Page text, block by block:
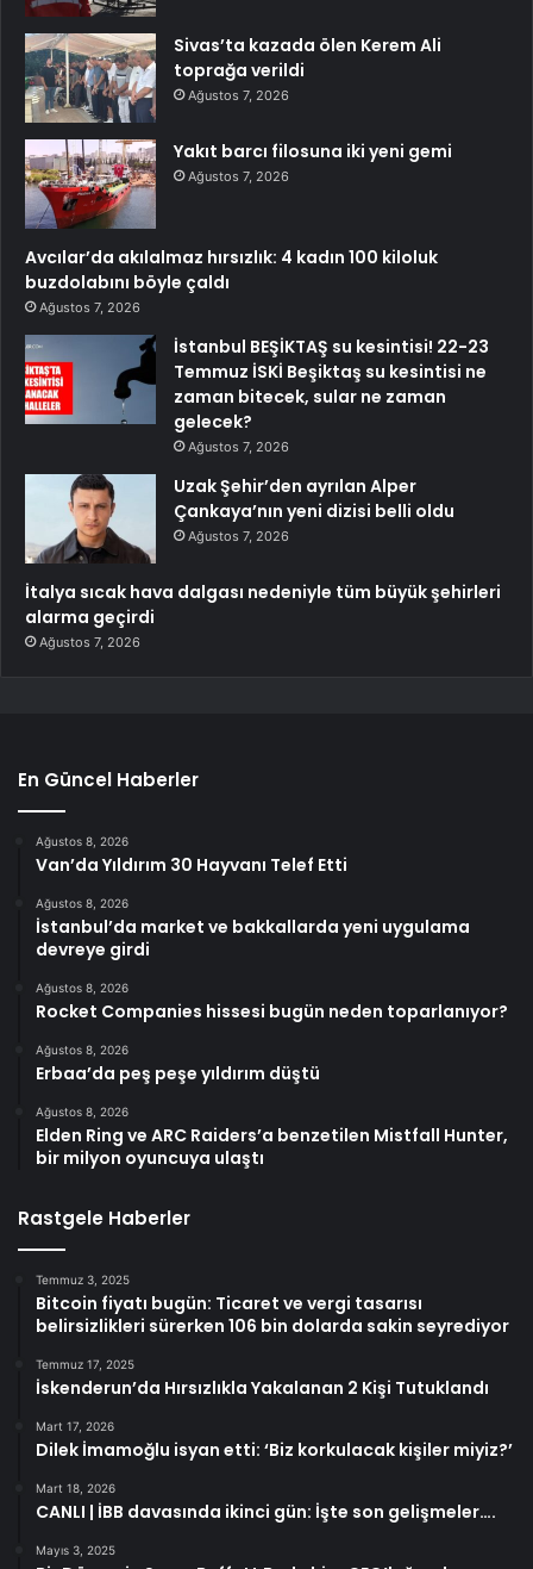
Sivas’ta kazada ölen Kerem Ali
toprağa verildi
Ağustos 7, 2026
Yakıt barcı filosuna iki yeni gemi
Ağustos 7, 2026
Avcılar’da akılalmaz hırsızlık: 4 kadın 100 kiloluk
buzdolabını böyle çaldı
Ağustos 7, 2026
İstanbul BEŞİKTAŞ su kesintisi! 22-23
Temmuz İSKİ Beşiktaş su kesintisi ne
zaman bitecek, sular ne zaman
gelecek?
Ağustos 7, 2026
Uzak Şehir’den ayrılan Alper
Çankaya’nın yeni dizisi belli oldu
Ağustos 7, 2026
İtalya sıcak hava dalgası nedeniyle tüm büyük şehirleri
alarma geçirdi
Ağustos 7, 2026
En Güncel Haberler
Ağustos 8, 2026
Van’da Yıldırım 30 Hayvanı Telef Etti
Ağustos 8, 2026
İstanbul’da market ve bakkallarda yeni uygulama
devreye girdi
Ağustos 8, 2026
Rocket Companies hissesi bugün neden toparlanıyor?
Ağustos 8, 2026
Erbaa’da peş peşe yıldırım düştü
Ağustos 8, 2026
Elden Ring ve ARC Raiders’a benzetilen Mistfall Hunter,
bir milyon oyuncuya ulaştı
Rastgele Haberler
Temmuz 3, 2025
Bitcoin fiyatı bugün: Ticaret ve vergi tasarısı
belirsizlikleri sürerken 106 bin dolarda sakin seyrediyor
Temmuz 17, 2025
İskenderun’da Hırsızlıkla Yakalanan 2 Kişi Tutuklandı
Mart 17, 2026
Dilek İmamoğlu isyan etti: ‘Biz korkulacak kişiler miyiz?’
Mart 18, 2026
CANLI | İBB davasında ikinci gün: İşte son gelişmeler….
Mayıs 3, 2025